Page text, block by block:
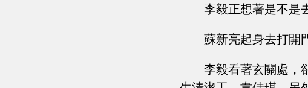
李毅正想著是不是
蘇新亮起身去打開
李毅看著玄關處，